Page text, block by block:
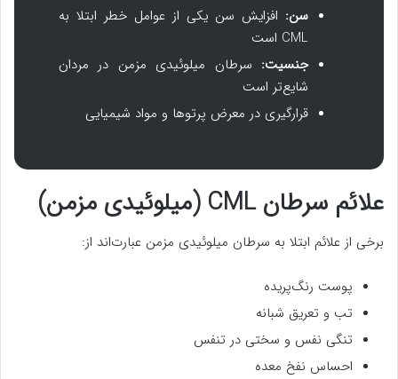
سن: افزایش سن یکی از عوامل خطر ابتلا به
CML است
جنسیت: سرطان میلوئیدی مزمن در مردان
شایع‌تر است
قرارگیری در معرض پرتوها و مواد شیمیایی
علائم سرطان CML (میلوئیدی مزمن)
برخی از علائم ابتلا به سرطان میلوئیدی مزمن عبارت‌اند از:
پوست رنگ‌پریده
تب و تعریق شبانه
تنگی نفس و سختی در تنفس
احساس نفخ معده